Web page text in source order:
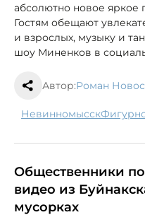
абсолютно новое яркое
Гостям обещают
и взрослых, музыку и
шоу Миненков в
Автор:Роман
Невинномысск
Общественники
видео из
мусорках